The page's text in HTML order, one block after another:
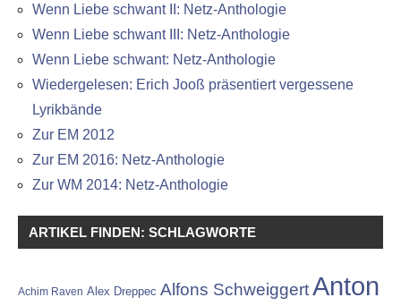
Wenn Liebe schwant II: Netz-Anthologie
Wenn Liebe schwant III: Netz-Anthologie
Wenn Liebe schwant: Netz-Anthologie
Wiedergelesen: Erich Jooß präsentiert vergessene
Lyrikbände
Zur EM 2012
Zur EM 2016: Netz-Anthologie
Zur WM 2014: Netz-Anthologie
ARTIKEL FINDEN: SCHLAGWORTE
Achim Raven Alex Dreppec Alfons SchweiggertAnton